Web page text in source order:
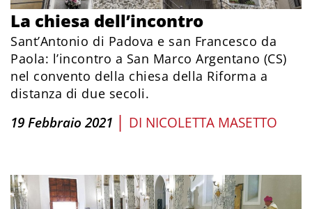
La chiesa dell’incontro
Sant’Antonio di Padova e san Francesco da
Paola: l’incontro a San Marco Argentano (CS)
nel convento della chiesa della Riforma a
distanza di due secoli.
19 Febbraio 2021 | DI NICOLETTA MASETTO